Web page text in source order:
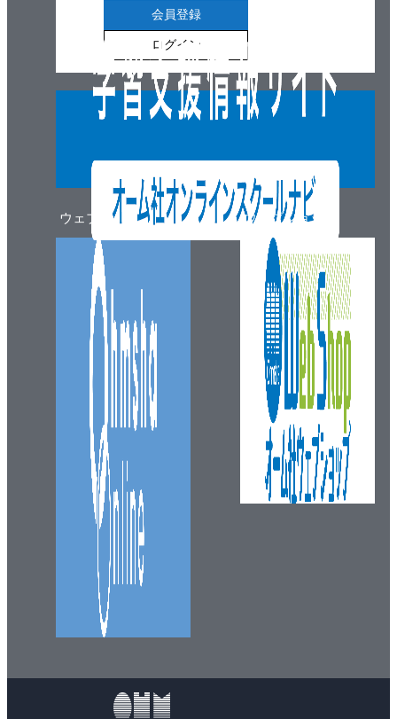
ウェブマガジン
会員登録
ログイン
ウェブショップ